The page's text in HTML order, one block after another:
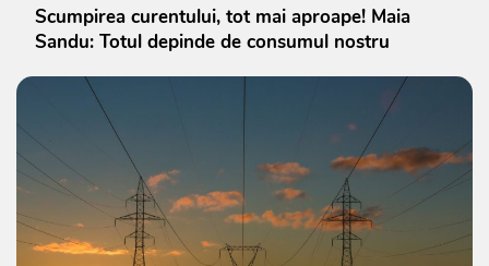
Scumpirea curentului, tot mai aproape! Maia
Sandu: Totul depinde de consumul nostru